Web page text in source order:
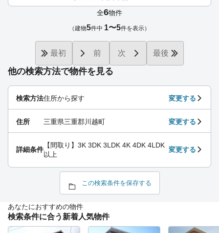
他の検索方法で物件を見る
検索方法住所から探す 変更する
住所 三重県三重郡川越町 変更する
詳細条件
【間取り】3K 3DK 3LDK 4K 4DK 4LDK
以上
変更する
この検索条件を保存する
全6物件
（建物5件中 1〜5件を表示）
最初 前 次 最後
あなたにおすすめの物件
検索条件に合う新着人気物件